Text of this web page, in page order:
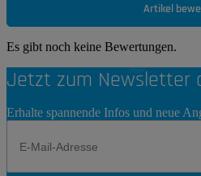
Artikel
Es gibt noch keine Bewertungen.
Jetzt zum Newsletter
Erhalte spannende Infos und neue